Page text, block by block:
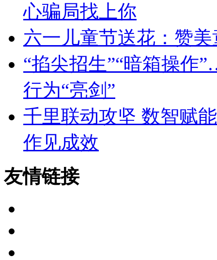
心骗局找上你
六一儿童节送花：赞
“掐尖招生”“暗箱操
行为“亮剑”
千里联动攻坚 数智赋
作见成效
友情链接